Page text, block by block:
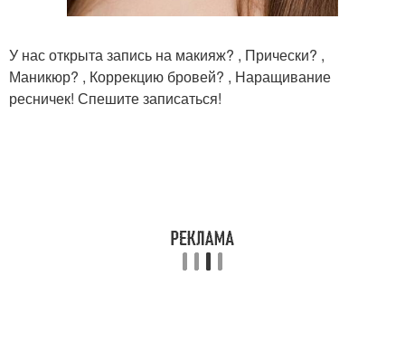
У нас открыта запись на макияж? , Прически? ,
Маникюр? , Коррекцию бровей? , Наращивание
ресничек! Спешите записаться!